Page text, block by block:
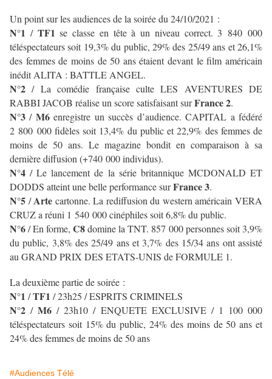
Un point sur les audiences de la soirée du 24/10/2021 :
N°1 / TF1se classe en tête à un niveau correct. 3 840 000
téléspectateurs soit 19,3% du public, 29% des 25/49 ans et 26,1%
des femmes de moins de 50 ans étaient devant le film américain
inédit ALITA : BATTLE ANGEL.
N°2/ La comédie française culte LES AVENTURES DE
RABBI JACOB réalise un score satisfaisant surFrance 2.
N°3 / M6enregistre un succès d’audience. CAPITAL a fédéré
2 800 000 fidèles soit 13,4% du public et 22,9% des femmes de
moins de 50 ans. Le magazine bondit en comparaison à sa
dernière diffusion (+740 000 individus).
N°4/ Le lancement de la série britannique MCDONALD ET
DODDS atteint une belle performance surFrance 3.
N°5 /Arte cartonne. La rediffusion du western américain VERA
CRUZ a réuni 1 540 000 cinéphiles soit 6,8% du public.
N°6/ En forme, C8domine la TNT. 857 000 personnes soit 3,9%
du public, 3,8% des 25/49 ans et 3,7% des 15/34 ans ont assisté
au GRAND PRIX DES ETATS-UNIS de FORMULE 1.
La deuxième partie de soirée :
N°1 /TF1 / 23h25 / ESPRITS CRIMINELS
N°2/M6/ 23h10 / ENQUETE EXCLUSIVE / 1 100 000
téléspectateurs soit 15% du public, 24% des moins de 50 ans et
24% des femmes de moins de 50 ans
#Audiences Télé